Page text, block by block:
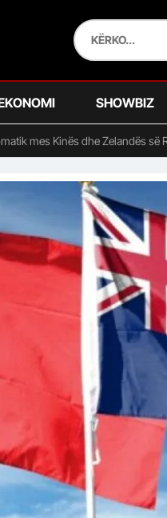
SHOWBIZ
mes Kinës dhe Zelandës së